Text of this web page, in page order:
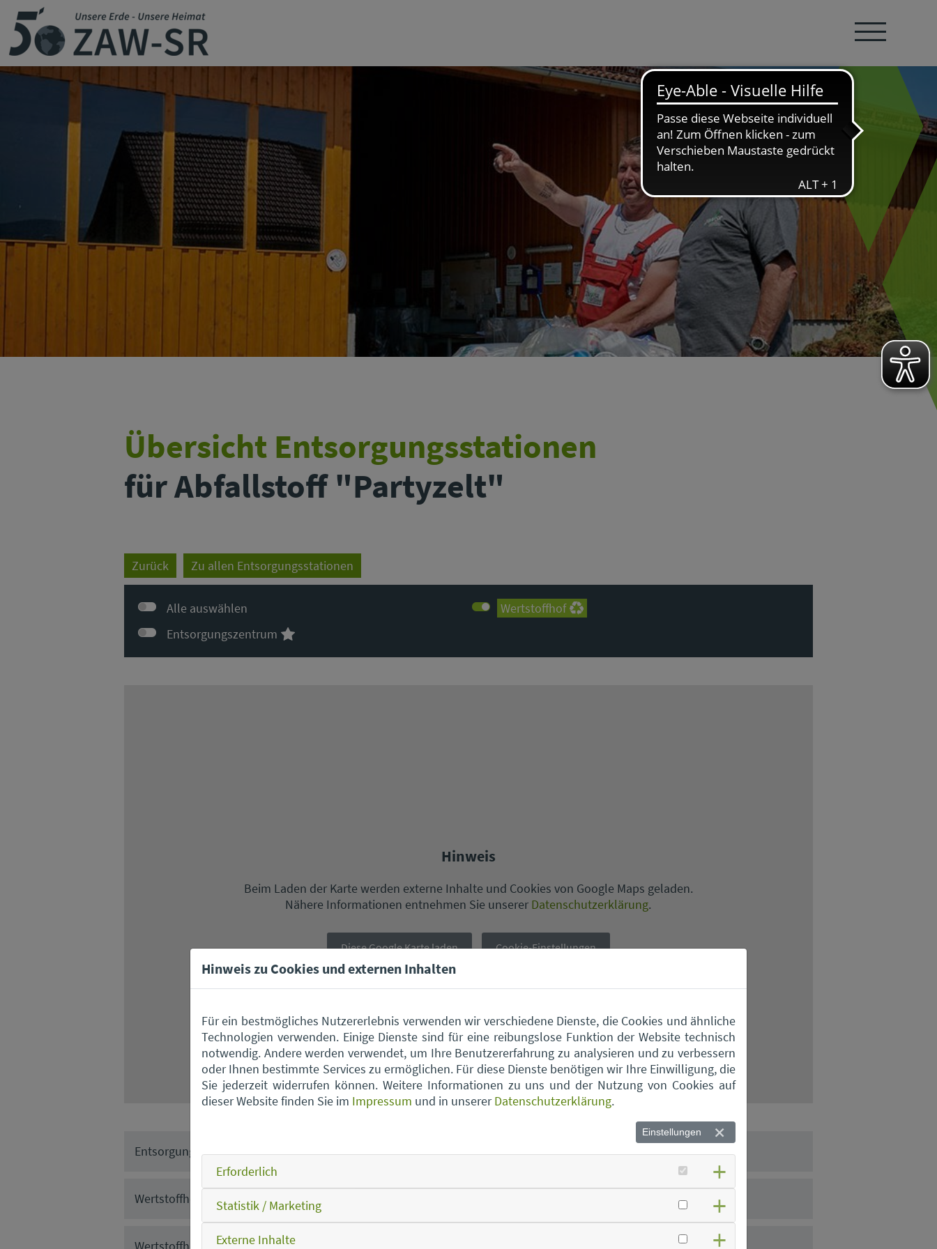
Navigation öffnen
Übersicht Entsorgungsstationen
für Abfallstoff "Partyzelt"
Zurück Zu allen Entsorgungsstationen
Alle auswählen
Wertstoffhof
Entsorgungszentrum
Hinweis
Beim Laden der Karte werden externe Inhalte und Cookies von Google Maps geladen.
Nähere Informationen entnehmen Sie unserer Datenschutzerklärung.
Diese Google Karte laden Cookie-Einstellungen
Entsorgungszentrum Straubing Wertstoffhof Aholfing Wertstoffhof Aiterhofen
Wertstoffhof Ascha Wertstoffhof Bogen
Wertstoffhof Elisabethszell Wertstoffhof Feldkirchen
Hinweis zu Cookies und externen Inhalten
Für ein bestmögliches Nutzererlebnis verwenden wir verschiedene Dienste, die Cookies und ähnliche
Technologien verwenden. Einige Dienste sind für eine reibungslose Funktion der Website technisch
notwendig. Andere werden verwendet, um Ihre Benutzererfahrung zu analysieren und zu verbessern
oder Ihnen bestimmte Services zu ermöglichen. Für diese Dienste benötigen wir Ihre Einwilligung, die
Sie jederzeit widerrufen können. Weitere Informationen zu uns und der Nutzung von Cookies auf
dieser Website finden Sie im Impressum und in unsererDatenschutzerklärung.
Einstellungen
Erforderlich
Statistik / Marketing
Externe Inhalte